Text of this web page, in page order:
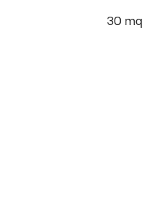
30 mq